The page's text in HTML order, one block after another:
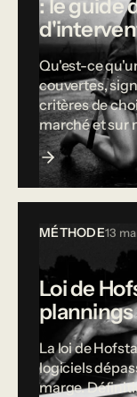
: le guide
Qu'est-ce
couvertes,
critères de
marché et sur
MÉTHODE13
Loi de
La loi de
logiciels
marge.